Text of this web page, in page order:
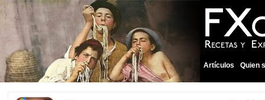
Artículos Quien